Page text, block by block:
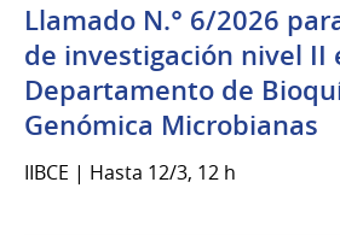
Llamado N.° 6/2026
de investigación nivel II
Departamento de
Genómica Microbianas
IIBCE | Hasta 12/3, 12 h